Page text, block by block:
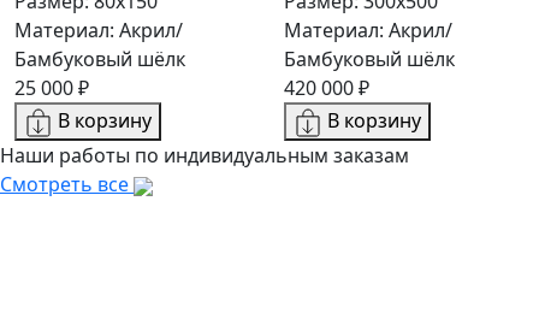
Материал: Акрил/
Бамбуковый шёлк
25 000 ₽
В корзину
Материал: Акрил/
Бамбуковый шёлк
420 000 ₽
В корзину
Наши работы по индивидуальным заказам
Смотреть все